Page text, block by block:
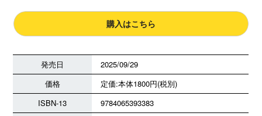
購入はこちら
発売日
2025/09/29
価格
定価:本体1800円(税別)
ISBN-13
9784065393383